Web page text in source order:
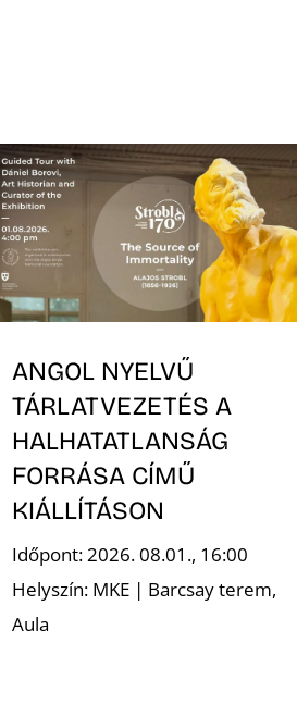
ANGOL NYELVŰ
TÁRLATVEZETÉS A
HALHATATLANSÁG
FORRÁSA CÍMŰ
KIÁLLÍTÁSON
Időpont: 2026. 08.01., 16:00
Helyszín: MKE | Barcsay terem,
Aula